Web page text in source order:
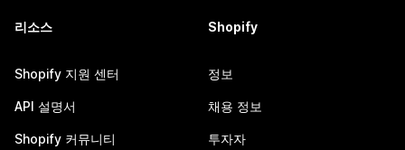
리소스
Shopify 지원 센터
API 설명서
Shopify 커뮤니티
Shopify
정보
채용 정보
투자자